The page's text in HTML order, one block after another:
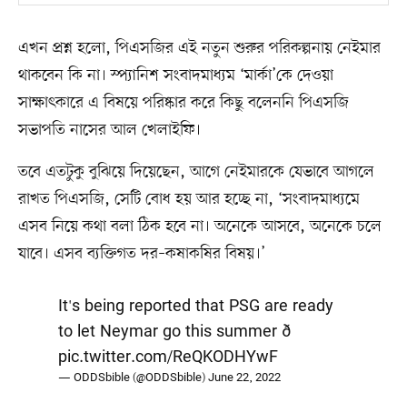
এখন প্রশ্ন হলো, পিএসজির এই নতুন শুরুর পরিকল্পনায় নেইমার
থাকবেন কি না। স্প্যানিশ সংবাদমাধ্যম ‘মার্কা’কে দেওয়া
সাক্ষাৎকারে এ বিষয়ে পরিষ্কার করে কিছু বলেননি পিএসজি
সভাপতি নাসের আল খেলাইফি।
তবে এতটুকু বুঝিয়ে দিয়েছেন, আগে নেইমারকে যেভাবে আগলে
রাখত পিএসজি, সেটি বোধ হয় আর হচ্ছে না, ‘সংবাদমাধ্যমে
এসব নিয়ে কথা বলা ঠিক হবে না। অনেকে আসবে, অনেকে চলে
যাবে। এসব ব্যক্তিগত দর–কষাকষির বিষয়।’
It's being reported that PSG are ready
to let Neymar go this summer ð
pic.twitter.com/ReQKODHYwF
— ODDSbible (@ODDSbible)June 22, 2022